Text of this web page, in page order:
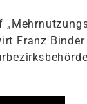
Franz